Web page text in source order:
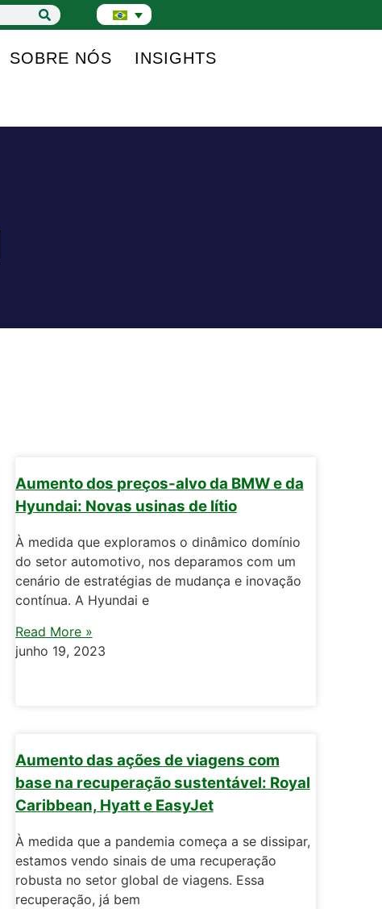
SOBRE NÓS INSIGHTS
Aumento dos preços-alvo da BMW e da
Hyundai: Novas usinas de lítio
À medida que exploramos o dinâmico domínio
do setor automotivo, nos deparamos com um
cenário de estratégias de mudança e inovação
contínua. A Hyundai e
Read More »
junho 19, 2023
Aumento das ações de viagens com
base na recuperação sustentável: Royal
Caribbean, Hyatt e EasyJet
À medida que a pandemia começa a se dissipar,
estamos vendo sinais de uma recuperação
robusta no setor global de viagens. Essa
recuperação, já bem